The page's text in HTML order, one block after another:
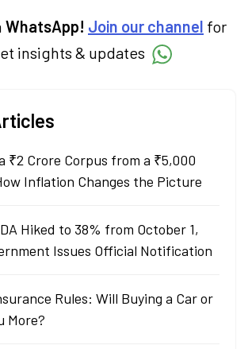
WhatsApp! Join our channel for
insights & updates
₹2 Crore Corpus from a ₹5,000
Inflation Changes the Picture
Hiked to 38% from October 1,
Issues Official Notification
Rules: Will Buying a Car or
More?